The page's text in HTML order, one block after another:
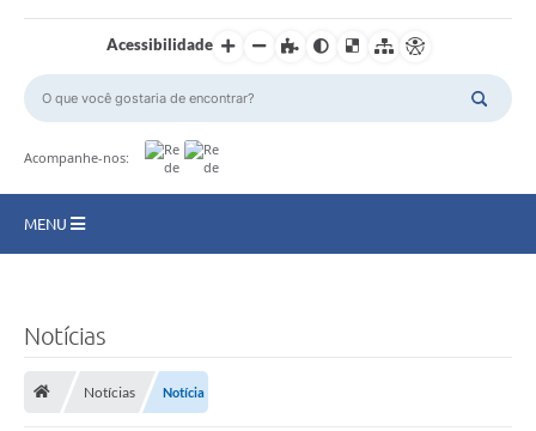
Acessibilidade
Acompanhe-nos:
MENU
Turismo
Ouvidoria
Notícias
Notícias Notícia